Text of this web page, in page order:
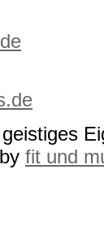
fit und